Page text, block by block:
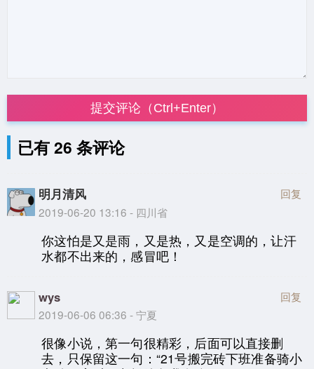
提交评论（Ctrl+Enter）
已有 26 条评论
明月清风
2019-06-20 13:16 - 四川省
回复
你这怕是又是雨，又是热，又是空调的，让汗
水都不出来的，感冒吧！
wys
2019-06-06 06:36 - 宁夏
回复
很像小说，第一句很精彩，后面可以直接删
去，只保留这一句：“21号搬完砖下班准备骑小